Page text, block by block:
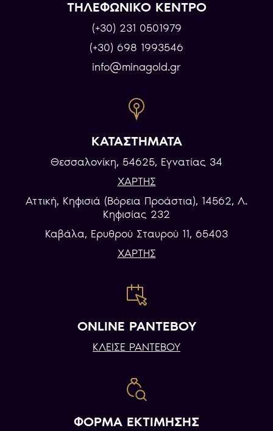
ΤΗΛΕΦΩΝΙΚΟ ΚΕΝΤΡΟ
(+30) 231 0501979
(+30) 698 1993546
info@minagold.gr
ΚΑΤΑΣΤΗΜΑΤΑ
Θεσσαλονίκη, 54625, Εγνατίας 34
ΧΑΡΤΗΣ
Αττική, Κηφισιά (Βόρεια Προάστια), 14562, Λ.
Κηφισίας 232
Καβάλα, Eρυθρού Σταυρού 11, 65403
ΧΑΡΤΗΣ
ONLINE ΡΑΝΤΕΒΟΥ
ΚΛΕΙΣΕ ΡΑΝΤΕΒΟΥ
ΦΟΡΜΑ ΕΚΤΙΜΗΣΗΣ